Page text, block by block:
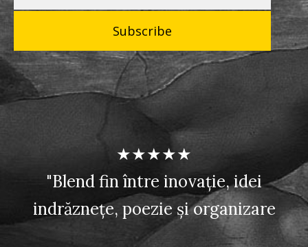
Subscribe
★★★★★
"Blend fin între inovație, idei
indrăznețe, poezie și organizare